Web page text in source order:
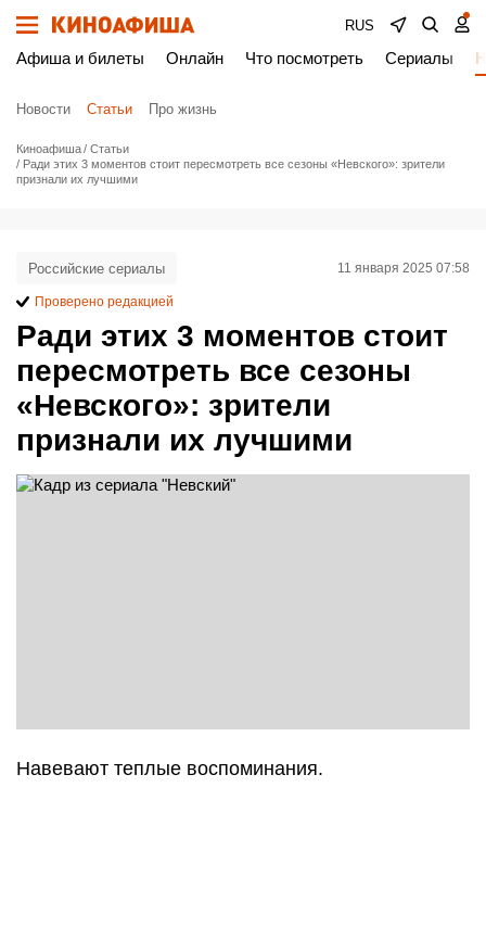
RUS
Афиша и билеты Онлайн Что посмотреть Сериалы
Новости Статьи Про жизнь
Киноафиша
Статьи
Ради этих 3 моментов стоит пересмотреть все сезоны «Невского»: зрители
признали их лучшими
Ради этих 3 моментов стоит
пересмотреть все сезоны
«Невского»: зрители
признали их лучшими
Российские сериалы 11 января 2025 07:58
Проверено редакцией
Навевают теплые воспоминания.